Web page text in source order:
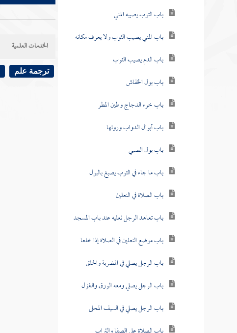
باب الثوب يصيبه المني
باب المني يصيب الثوب ولا يعرف مكانه
باب الدم يصيب الثوب
باب بول الخفاش
باب خرء الدجاج وطين المطر
باب أبوال الدواب وروثها
باب بول الصبي
باب ما جاء في الثوب يصبغ بالبول
باب الصلاة في النعلين
باب تعاهد الرجل نعليه عند باب المسجد
باب موضع النعلين في الصلاة إذا خلعا
باب الرجل يصلي في المضربة والحلق
باب الرجل يصلي ومعه الورق والغزل
باب الرجل يصلي في السيف المحلى
الخدمات العلمية
ترجمة علم